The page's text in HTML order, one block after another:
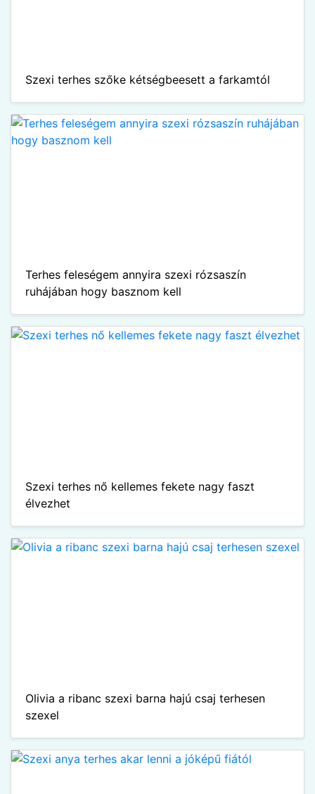
Szexi terhes szőke kétségbeesett a farkamtól
Terhes feleségem annyira szexi rózsaszín
ruhájában hogy basznom kell
Szexi terhes nő kellemes fekete nagy faszt
élvezhet
Olivia a ribanc szexi barna hajú csaj terhesen
szexel